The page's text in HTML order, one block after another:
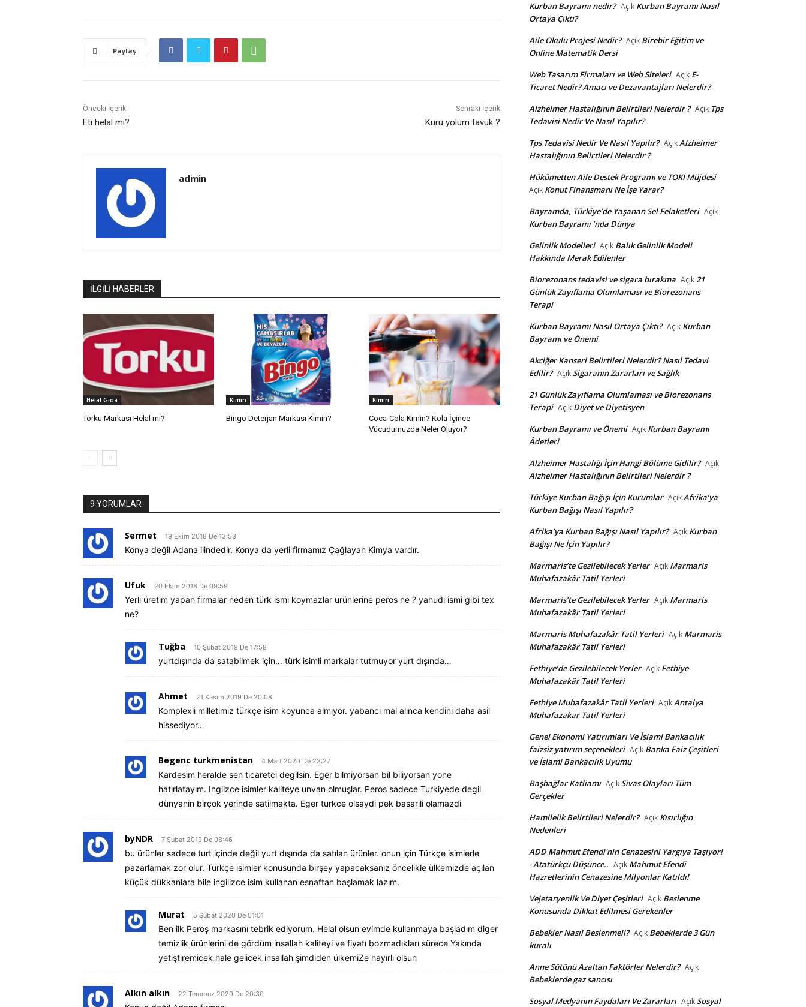
Paylaş
Önceki İçerik
Eti helal mi?
Sonraki İçerik
Kuru yolum tavuk ?
admin
İLGİLİ HABERLER
Helal Gıda
Torku Markası Helal mi?
Kimin
Bingo Deterjan Markası Kimin?
Kimin
Coca-Cola Kimin? Kola İçince
Vücudumuzda Neler Oluyor?
9 YORUMLAR
Sermet 19 Ekim 2018 De 13:53
Konya değil Adana ilindedir. Konya da yerli firmamız Çağlayan Kimya vardır.
Ufuk 20 Ekim 2018 De 09:59
Yerli üretim yapan firmalar neden türk ismi koymazlar ürünlerine peros ne ? yahudi ismi gibi tex
ne?
Tuğba 10 Şubat 2019 De 17:58
yurtdışında da satabilmek için… türk isimli markalar tutmuyor yurt dışında…
Ahmet 21 Kasım 2019 De 20:08
Komplexli milletimiz türkçe isim koyunca almıyor. yabancı mal alınca kendini daha asil
hissediyor…
Begenc turkmenistan 4 Mart 2020 De 23:27
Kardesim heralde sen ticaretci degilsin. Eger bilmiyorsan bil biliyorsan yone
hatırlatayım. Inglizce isimler kaliteye unvan olmuşlar. Peros sadece Turkiyede degil
dünyanin birçok yerinde satilmakta. Eger turkce olsaydi pek basarili olamazdi
byNDR 7 Şubat 2019 De 08:46
bu ürünler sadece turt içinde değil yurt dışında da satılan ürünler. onun için Türkçe isimlerle
pazarlamak zor olur. Türkçe isimler konusunda birşey yapacaksanız öncelikle ülkemizde açılan
küçük dükkanlara bile ingilizce isim kullanan esnaftan başlamak lazım.
Murat 5 Şubat 2020 De 01:01
Ben ilk Peroş markasını tebrik ediyorum. Helal olsun evimde kullanmaya başladım diger
temizlik ürünlerini de gördüm insallah kaliteyi ve fiyatı bozmadıkları sürece Yakında
yetiştiremicek hale gelicek insallah şimdiden ülkemiZe hayırlı olsun
Alkın alkın 22 Temmuz 2020 De 20:30
Kurban Bayramı nedir? Açık Kurban Bayramı Nasıl
Ortaya Çıktı?
Aile Okulu Projesi Nedir? Açık Birebir Eğitim ve
Online Matematik Dersi
Web Tasarım Firmaları ve Web Siteleri Açık E-
Ticaret Nedir? Amacı ve Dezavantajları Nelerdir?
Alzheimer Hastalığının Belirtileri Nelerdir ? Açık Tps
Tedavisi Nedir Ve Nasıl Yapılır?
Tps Tedavisi Nedir Ve Nasıl Yapılır? AçıkAlzheimer
Hastalığının Belirtileri Nelerdir ?
Hükümetten Aile Destek Programı ve TOKİ Müjdesi
Açık Konut Finansmanı Ne İşe Yarar?
Bayramda, Türkiye’de Yaşanan Sel Felaketleri Açık
Kurban Bayramı ’nda Dünya
Gelinlik Modelleri Açık Balık Gelinlik Modeli
Hakkında Merak Edilenler
Biorezonans tedavisi ve sigara bırakma Açık21
Günlük Zayıflama Olumlaması ve Biorezonans
Terapi
Kurban Bayramı Nasıl Ortaya Çıktı? Açık Kurban
Bayramı ve Önemi
Akciğer Kanseri Belirtileri Nelerdir? Nasıl Tedavi
Edilir? AçıkSigaranın Zararları ve Sağlık
21 Günlük Zayıflama Olumlaması ve Biorezonans
Terapi Açık Diyet ve Diyetisyen
Kurban Bayramı ve Önemi Açık Kurban Bayramı
Âdetleri
Alzheimer Hastalığı İçin Hangi Bölüme Gidilir? Açık
Alzheimer Hastalığının Belirtileri Nelerdir ?
Türkiye Kurban Bağışı İçin Kurumlar AçıkAfrika’ya
Kurban Bağışı Nasıl Yapılır?
Afrika’ya Kurban Bağışı Nasıl Yapılır? Açık Kurban
Bağışı Ne İçin Yapılır?
Marmaris’te Gezilebilecek Yerler Açık Marmaris
Muhafazakâr Tatil Yerleri
Marmaris’te Gezilebilecek Yerler Açık Marmaris
Muhafazakâr Tatil Yerleri
Marmaris Muhafazakâr Tatil Yerleri Açık Marmaris
Muhafazakâr Tatil Yerleri
Fethiye’de Gezilebilecek Yerler Açık Fethiye
Muhafazakâr Tatil Yerleri
Fethiye Muhafazakâr Tatil Yerleri AçıkAntalya
Muhafazakar Tatil Yerleri
Genel Ekonomi Yatırımları Ve İslami Bankacılık
faizsiz yatırım seçenekleri Açık Banka Faiz Çeşitleri
ve İslami Bankacılık Uyumu
Başbağlar Katliamı AçıkSivas Olayları Tüm
Gerçekler
Hamilelik Belirtileri Nelerdir? Açık Kısırlığın
Nedenleri
ADD Mahmut Efendi'nin Cenazesini Yargıya Taşıyor!
- Atatürkçü Düşünce.. Açık Mahmut Efendi
Hazretlerinin Cenazesine Milyonlar Katıldı!
Vejetaryenlik Ve Diyet Çeşitleri Açık Beslenme
Konusunda Dikkat Edilmesi Gerekenler
Bebekler Nasıl Beslenmeli? Açık Bebeklerde 3 Gün
kuralı
Anne Sütünü Azaltan Faktörler Nelerdir? Açık
Bebeklerde gaz sancısı
Sosyal Medyanın Faydaları Ve Zararları AçıkSosyal